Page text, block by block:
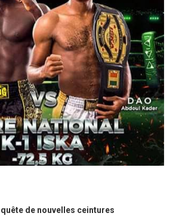
quête de nouvelles ceintures